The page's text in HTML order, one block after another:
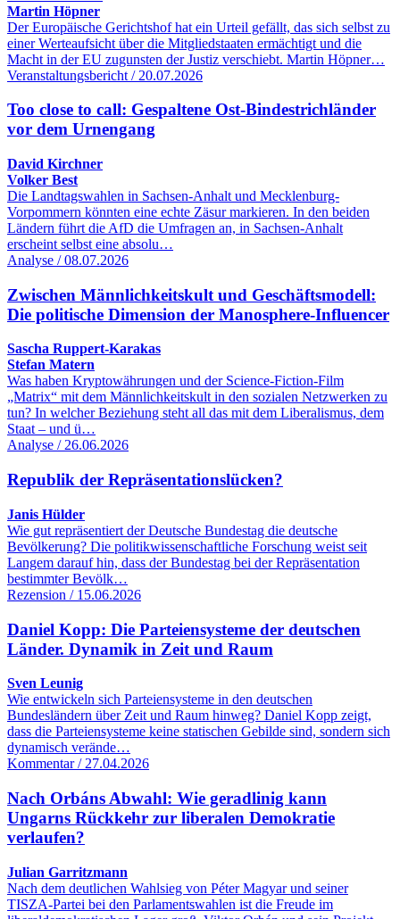
Martin Höpner
Der Europäische Gerichtshof hat ein Urteil gefällt, das sich selbst zu
einer Werteaufsicht über die Mitgliedstaaten ermächtigt und die
Macht in der EU zugunsten der Justiz verschiebt. Martin Höpner…
Veranstaltungsbericht / 20.07.2026
Too close to call: Gespaltene Ost-Bindestrichländer
vor dem Urnengang
David Kirchner
Volker Best
Die Landtagswahlen in Sachsen-Anhalt und Mecklenburg-
Vorpommern könnten eine echte Zäsur markieren. In den beiden
Ländern führt die AfD die Umfragen an, in Sachsen-Anhalt
erscheint selbst eine absolu…
Analyse / 08.07.2026
Zwischen Männlichkeitskult und Geschäftsmodell:
Die politische Dimension der Manosphere-Influencer
Sascha Ruppert-Karakas
Stefan Matern
Was haben Kryptowährungen und der Science-Fiction-Film
„Matrix“ mit dem Männlichkeitskult in den sozialen Netzwerken zu
tun? In welcher Beziehung steht all das mit dem Liberalismus, dem
Staat – und ü…
Analyse / 26.06.2026
Republik der Repräsentationslücken?
Janis Hülder
Wie gut repräsentiert der Deutsche Bundestag die deutsche
Bevölkerung? Die politikwissenschaftliche Forschung weist seit
Langem darauf hin, dass der Bundestag bei der Repräsentation
bestimmter Bevölk…
Rezension / 15.06.2026
Daniel Kopp: Die Parteiensysteme der deutschen
Länder. Dynamik in Zeit und Raum
Sven Leunig
Wie entwickeln sich Parteiensysteme in den deutschen
Bundesländern über Zeit und Raum hinweg? Daniel Kopp zeigt,
dass die Parteiensysteme keine statischen Gebilde sind, sondern sich
dynamisch verände…
Kommentar / 27.04.2026
Nach Orbáns Abwahl: Wie geradlinig kann
Ungarns Rückkehr zur liberalen Demokratie
verlaufen?
Julian Garritzmann
Nach dem deutlichen Wahlsieg von Péter Magyar und seiner
TISZA-Partei bei den Parlamentswahlen ist die Freude im